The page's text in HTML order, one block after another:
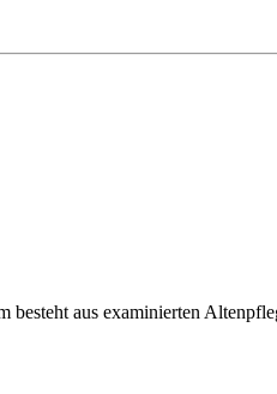
aus examinierten